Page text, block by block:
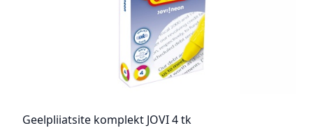
Geelpliiatsite komplekt JOVI 4 tk